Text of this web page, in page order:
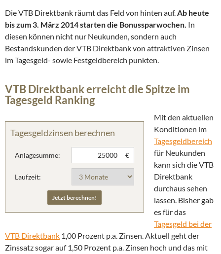
Die VTB Direktbank räumt das Feld von hinten auf.Ab heute
bis zum 3. März 2014 starten die Bonussparwochen. In
diesen können nicht nur Neukunden, sondern auch
Bestandskunden der VTB Direktbank von attraktiven Zinsen
im Tagesgeld- sowie Festgeldbereich punkten.
VTB Direktbank erreicht die Spitze im
Tagesgeld Ranking
Tagesgeldzinsen berechnen
Anlagesumme: €
Laufzeit:
Mit den aktuellen
Konditionen im
Tagesgeldbereich
für Neukunden
kann sich die VTB
Direktbank
durchaus sehen
lassen. Bisher gab
es für das
Tagesgeld bei der
VTB Direktbank 1,00 Prozent p.a. Zinsen. Aktuell geht der
Zinssatz sogar auf 1,50 Prozent p.a. Zinsen hoch und das mit